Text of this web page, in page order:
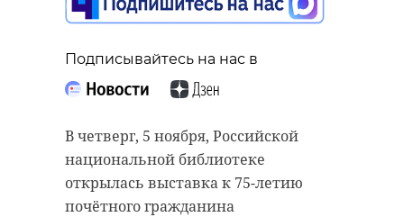
Подписывайтесь на нас в
В четверг, 5 ноября, Российской
национальной библиотеке
открылась выставка к 75-летию
почётного гражданина
В Гатчинском районе
добровольцы
“особняк с
привидениями” XIX
века
Сосновоборец
разгадал тайну
старинном кладбище
и узнал много нового
об истории города